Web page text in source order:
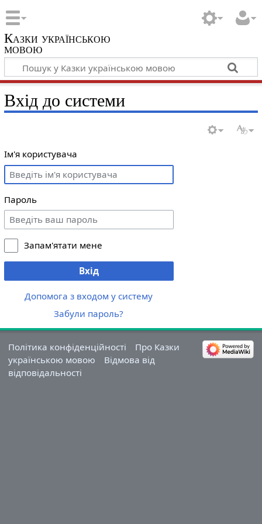
Казки українською
мовою
Вхід до системи
Ім'я користувача
Пароль
Запам'ятати мене
Вхід
Допомога з входом у систему
Забули пароль?
Політика конфіденційності
Про Казки
українською мовою
Відмова від
відповідальності